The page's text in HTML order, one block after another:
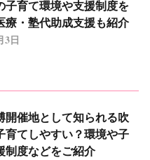
子育て環境や支援制度を
療・塾代助成支援も紹介
3日
開催地として知られる吹
育てしやすい？環境や子
制度などをご紹介